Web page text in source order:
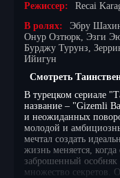
Режиссер:
Recai
В ролях:
Эбру
Онур Озтюрк, Эзги
Бурджу Турунз,
Ийигун
Смотреть
В турецком сериале
название – "Gizemli
и неожиданных
молодой и
мечтал создать
жизнь меняется,
заброшенный
множество секретов.